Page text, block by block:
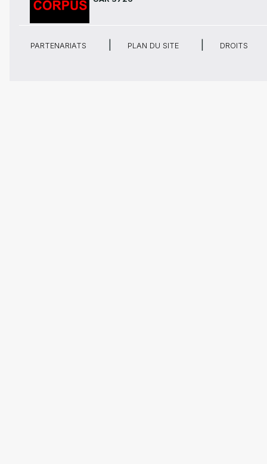
PARTENARIATS PLAN DU SITE DROITS